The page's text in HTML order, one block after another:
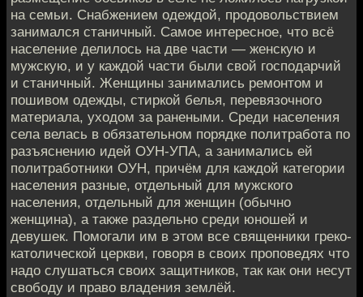
на семьи. Снабжением одеждой, продовольствием
занимался станичный. Самое интересное, что всё
население делилось на две части — женскую и
мужскую, и у каждой части были свой господарчий
и станичный. Женщины занимались ремонтом и
пошивом одежды, стиркой белья, перевязочного
материала, уходом за ранеными. Среди населения
села велась в обязательном порядке политработа по
разъяснению идей ОУН-УПА, а занимались ей
политработники ОУН, причём для каждой категории
населения разные, отдельный для мужского
населения, отдельный для женщин (обычно
женщина), а также раздельно среди юношей и
девушек. Помогали им в этом все священники греко-
католической церкви, говоря в своих проповедях что
надо слушаться своих защитников, так как они несут
свободу и право владения землёй.